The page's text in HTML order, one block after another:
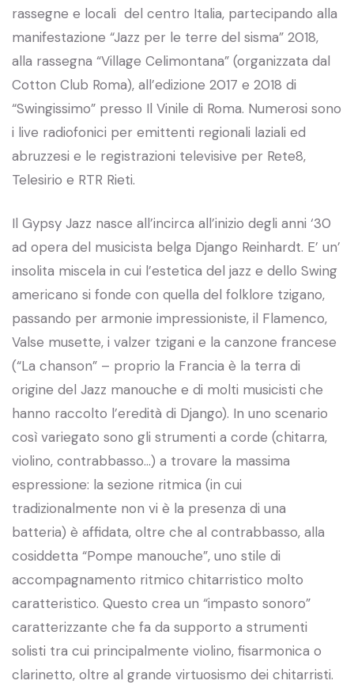
rassegne e locali del centro Italia, partecipando alla
manifestazione “Jazz per le terre del sisma” 2018,
alla rassegna “Village Celimontana” (organizzata dal
Cotton Club Roma), all’edizione 2017 e 2018 di
“Swingissimo” presso Il Vinile di Roma. Numerosi sono
i live radiofonici per emittenti regionali laziali ed
abruzzesi e le registrazioni televisive per Rete8,
Telesirio e RTR Rieti.
Il Gypsy Jazz nasce all’incirca all’inizio degli anni ‘30
ad opera del musicista belga Django Reinhardt. E’ un’
insolita miscela in cui l’estetica del jazz e dello Swing
americano si fonde con quella del folklore tzigano,
passando per armonie impressioniste, il Flamenco,
Valse musette, i valzer tzigani e la canzone francese
(“La chanson” – proprio la Francia è la terra di
origine del Jazz manouche e di molti musicisti che
hanno raccolto l’eredità di Django). In uno scenario
così variegato sono gli strumenti a corde (chitarra,
violino, contrabbasso…) a trovare la massima
espressione: la sezione ritmica (in cui
tradizionalmente non vi è la presenza di una
batteria) è affidata, oltre che al contrabbasso, alla
cosiddetta “Pompe manouche”, uno stile di
accompagnamento ritmico chitarristico molto
caratteristico. Questo crea un “impasto sonoro”
caratterizzante che fa da supporto a strumenti
solisti tra cui principalmente violino, fisarmonica o
clarinetto, oltre al grande virtuosismo dei chitarristi.